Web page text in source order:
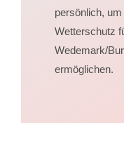
persönlich,
Wetterschutz
Wedemark/
ermöglichen.